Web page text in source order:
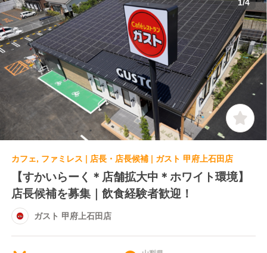
1/4
カフェ, ファミレス | 店長・店長候補 | ガスト 甲府上石田店
【すかいらーく＊店舗拡大中＊ホワイト環境】
店長候補を募集｜飲食経験者歓迎！
ガスト 甲府上石田店